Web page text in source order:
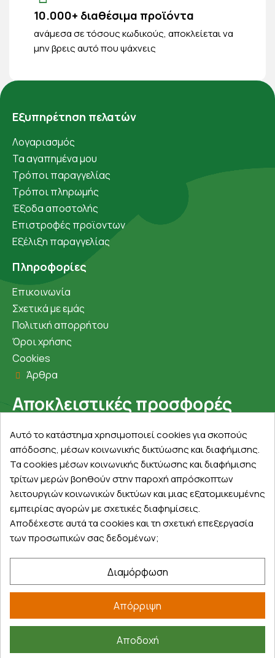
10.000+ διαθέσιμα προϊόντα
ανάμεσα σε τόσους κωδικούς, αποκλείεται να
μην βρεις αυτό που ψάχνεις
Εξυπηρέτηση πελατών
Λογαριασμός
Τα αγαπημένα μου
Τρόποι παραγγελίας
Τρόποι πληρωμής
Έξοδα αποστολής
Επιστροφές προϊοντων
Εξέλιξη παραγγελίας
Πληροφορίες
Επικοινωνία
Σχετικά με εμάς
Πολιτική απορρήτου
Όροι χρήσης
Cookies
Άρθρα
Αποκλειστικές προσφορές
Εγγραφείτε με το email σας για να ενημερώνεστε
πρώτοι για προσφορές, διαγωνισμούς, εκπτωτικούς
κωδικούς και μοναδικά δώρα!
Βρείτε μας στα social
©2026farmakeioexpress.gr
Αυτό το κατάστημα χρησιμοποιεί cookies για σκοπούς
απόδοσης, μέσων κοινωνικής δικτύωσης και διαφήμισης.
Τα cookies μέσων κοινωνικής δικτύωσης και διαφήμισης
τρίτων μερών βοηθούν στην παροχή απρόσκοπτων
λειτουργιών κοινωνικών δικτύων και μιας εξατομικευμένης
εμπειρίας αγορών με σχετικές διαφημίσεις.
Αποδέχεστε αυτά τα cookies και τη σχετική επεξεργασία
των προσωπικών σας δεδομένων;
Διαμόρφωση
Απόρριψη
Αποδοχή